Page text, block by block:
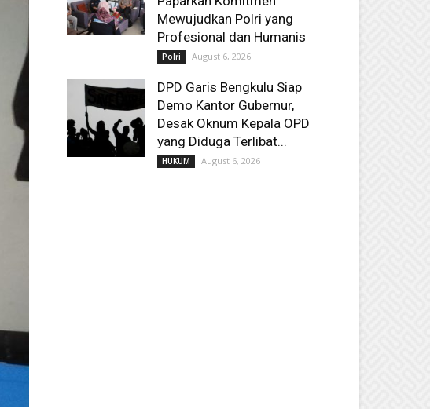
Mewujudkan Polri yang
Profesional dan Humanis
Polri August 6, 2026
DPD Garis Bengkulu Siap
Demo Kantor Gubernur,
Desak Oknum Kepala OPD
yang Diduga Terlibat...
HUKUM August 6, 2026